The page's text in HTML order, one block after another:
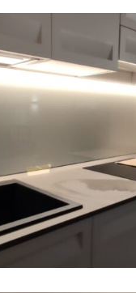
Pavia – Alzatina